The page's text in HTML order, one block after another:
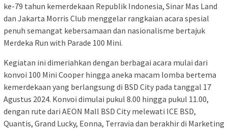
ke-79 tahun kemerdekaan Republik Indonesia, Sinar Mas Land
dan Jakarta Morris Club menggelar rangkaian acara spesial
penuh semangat kebersamaan dan nasionalisme bertajuk
Merdeka Run with Parade 100 Mini.
Kegiatan ini dimeriahkan dengan berbagai acara mulai dari
konvoi 100 Mini Cooper hingga aneka macam lomba bertema
kemerdekaan yang berlangsung di BSD City pada tanggal 17
Agustus 2024. Konvoi dimulai pukul 8.00 hingga pukul 11.00,
dengan rute dari AEON Mall BSD City melewati ICE BSD,
Quantis, Grand Lucky, Eonna, Terravia dan berakhir di Marketing